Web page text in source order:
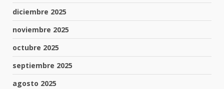
diciembre 2025
noviembre 2025
octubre 2025
septiembre 2025
agosto 2025